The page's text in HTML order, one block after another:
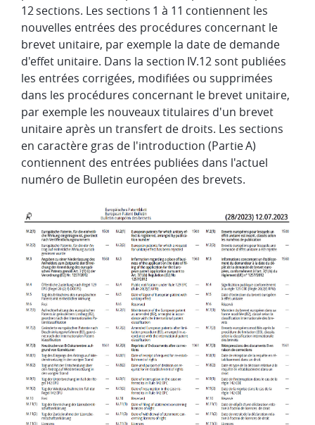
12 sections. Les sections 1 à 11 contiennent les
nouvelles entrées des procédures concernant le
brevet unitaire, par exemple la date de demande
d'effet unitaire. Dans la section IV.12 sont publiées
les entrées corrigées, modifiées ou supprimées
dans les procédures concernant le brevet unitaire,
par exemple les nouveaux titulaires d'un brevet
unitaire après un transfert de droits. Les sections
en caractère gras de l'introduction (Partie A)
contiennent des entrées publiées dans l'actuel
numéro de Bulletin européen des brevets.